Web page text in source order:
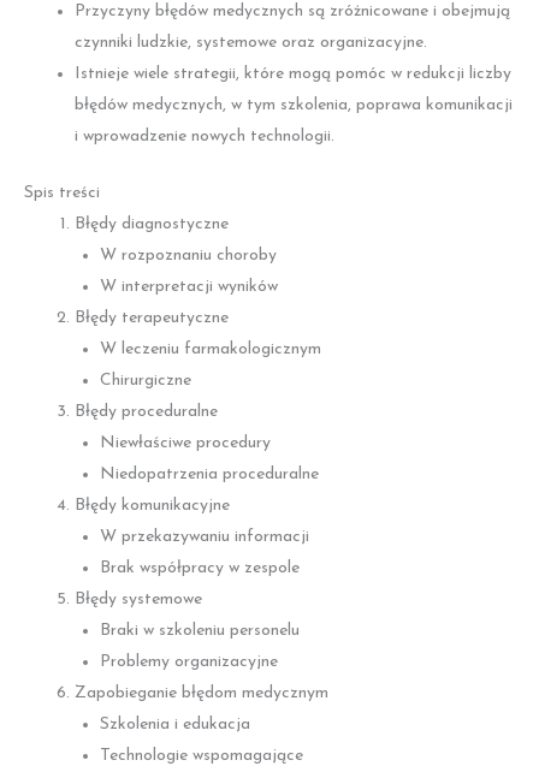
Przyczyny błędów medycznych są zróżnicowane i obejmują
czynniki ludzkie, systemowe oraz organizacyjne.
Istnieje wiele strategii, które mogą pomóc w redukcji liczby
błędów medycznych, w tym szkolenia, poprawa komunikacji
i wprowadzenie nowych technologii.
Spis treści
Błędy diagnostyczne
W rozpoznaniu choroby
W interpretacji wyników
Błędy terapeutyczne
W leczeniu farmakologicznym
Chirurgiczne
Błędy proceduralne
Niewłaściwe procedury
Niedopatrzenia proceduralne
Błędy komunikacyjne
W przekazywaniu informacji
Brak współpracy w zespole
Błędy systemowe
Braki w szkoleniu personelu
Problemy organizacyjne
Zapobieganie błędom medycznym
Szkolenia i edukacja
Technologie wspomagające